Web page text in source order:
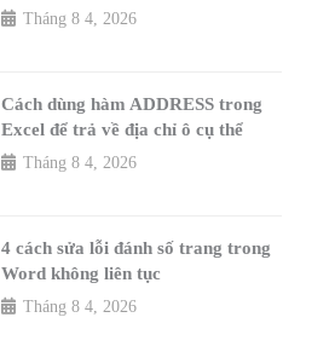
Tháng 8 4, 2026
Cách dùng hàm ADDRESS trong
Excel để trả về địa chỉ ô cụ thể
Tháng 8 4, 2026
4 cách sửa lỗi đánh số trang trong
Word không liên tục
Tháng 8 4, 2026